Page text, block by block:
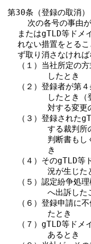
第30条（登録の取消）
次の各号の事由
またはgTLD等ドメ
れない措置をとる
ず取り消さなければ
（１）当社所定の
        したとき
（２）登録者が第
したとき（
対する変更
（３）登録された
する裁判所
判断書もし
        き
（４）そのgTLD等
況が生じた
（５）認定紛争処
へ出訴した
（６）登録申請に
        たとき
（７）gTLD等ドメ
        あるとき